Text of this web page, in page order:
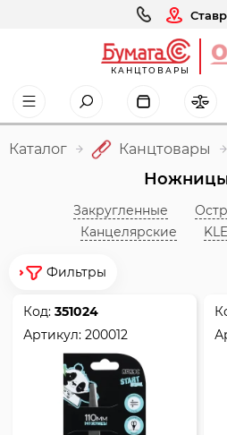
КАНЦТОВАРЫ
Каталог Канцтовары
Закругленные
Канцелярские
Фильтры
Код:351024
Артикул:200012